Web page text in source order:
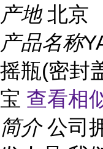
产地 北京
产品名称
摇瓶(密封
宝 查看相
简介 公司